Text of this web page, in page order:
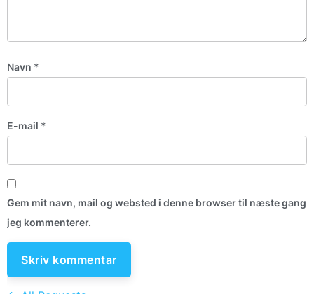
Navn *
E-mail *
Gem mit navn, mail og websted i denne browser til næste gang
jeg kommenterer.